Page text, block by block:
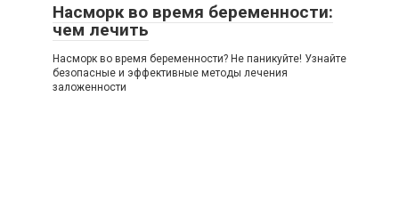
Насморк во время беременности:
чем лечить
Насморк во время беременности? Не паникуйте! Узнайте
безопасные и эффективные методы лечения
заложенности